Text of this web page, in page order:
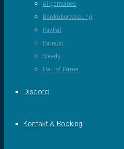
Allgemeines
Banküberweisung
PayPal
Patreon
Steady
Hall of Fame
Discord
Kontakt & Booking